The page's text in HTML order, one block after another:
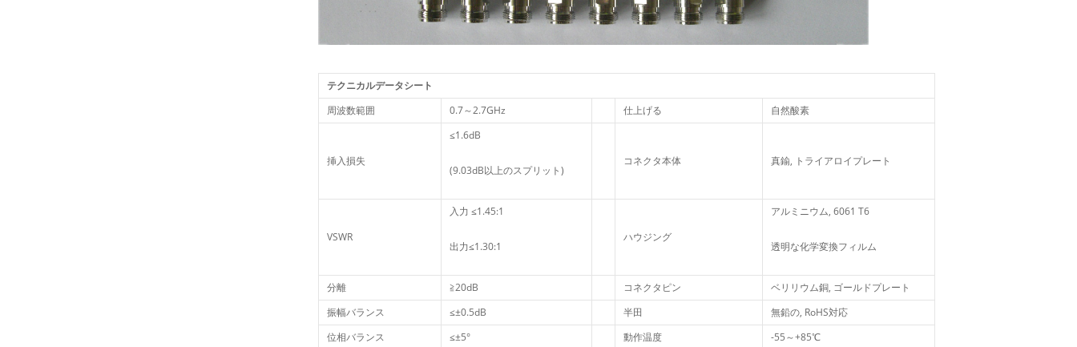
テクニカルデータシート
周波数範囲
0.7～2.7GHz 仕上げる 自然酸素
挿入損失
≤1.6dB
(9.03dB以上のスプリット)
コネクタ本体 真鍮, トライアロイプレート
VSWR
入力 ≤1.45:1
出力≤1.30:1
ハウジング
アルミニウム, 6061 T6
透明な化学変換フィルム
分離 ≧20dB コネクタピン
ベリリウム銅, ゴールドプレート
振幅バランス
≤±0.5dB 半田
無鉛の, RoHS対応
位相バランス
≤±5° 動作温度 -55～+85℃